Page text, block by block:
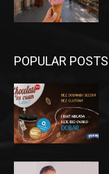
POPULAR POSTS